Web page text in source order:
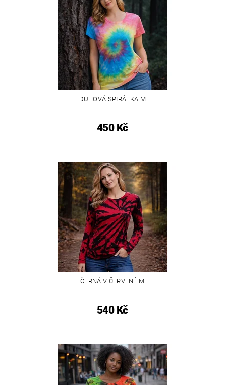
DUHOVÁ SPIRÁLKA M
450 Kč
ČERNÁ V ČERVENÉ M
540 Kč